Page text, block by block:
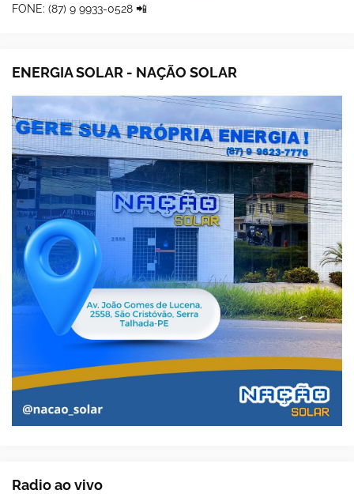
FONE: (87) 9 9933-0528 📲
ENERGIA SOLAR - NAÇÃO SOLAR
Radio ao vivo